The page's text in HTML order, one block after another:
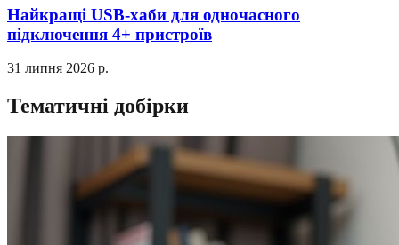
Найкращі USB-хаби для одночасного
підключення 4+ пристроїв
31 липня 2026 р.
Тематичні добірки